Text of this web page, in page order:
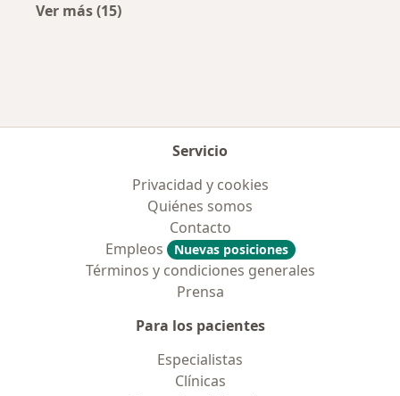
Ver más (15)
Servicio
Privacidad y cookies
Quiénes somos
Contacto
Empleos
Nuevas posiciones
Términos y condiciones generales
Prensa
Para los pacientes
Especialistas
Clínicas